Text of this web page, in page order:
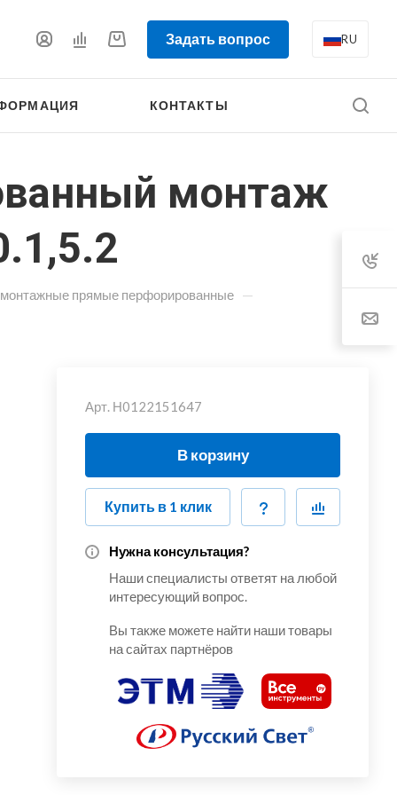
Задать вопрос RU
КОНТАКТЫ
монтаж
монтажные прямые перфорированные —
Арт. Н0122151647
В корзину
Купить в 1 клик
Нужна консультация?
Наши специалисты ответят на любой
интересующий вопрос.
Вы также можете найти наши товары
на сайтах партнёров